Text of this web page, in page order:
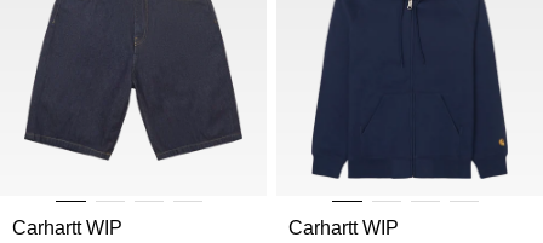
Carhartt WIP Carhartt WIP